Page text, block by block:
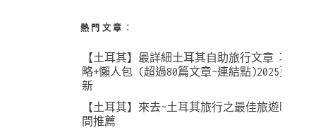
熱門文章︰
【土耳其】最詳細土耳其自助旅行文章 攻
略+懶人包 (超過80篇文章~連結點)2025更
新
【土耳其】來去~土耳其旅行之最佳旅遊時
間推薦